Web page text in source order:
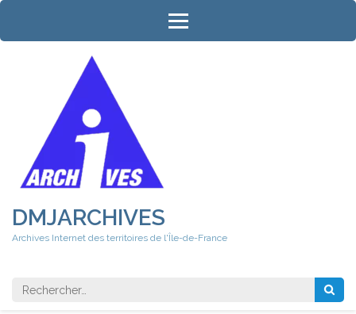
Aller
contenu
DMJARCHIVES
Archives Internet des territoires de l'Île-de-France
Rechercher